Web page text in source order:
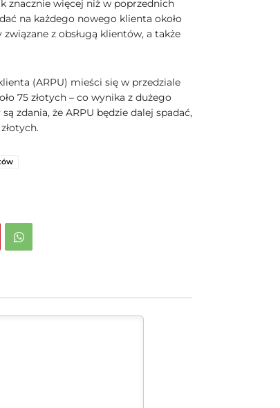
znacznie więcej niż w poprzednich
na każdego nowego klienta około
z obsługą klientów, a także
(ARPU) mieści się w przedziale
75 złotych – co wynika z dużego
zdania, że ARPU będzie dalej spadać,